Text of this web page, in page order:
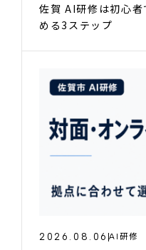
佐賀 AI研修は初心
める3ステップ
2026.08.06 AI研修